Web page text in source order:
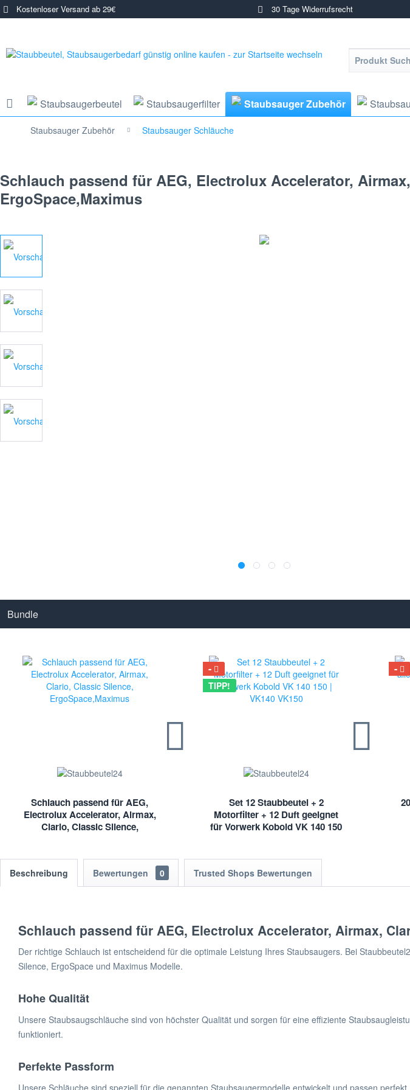
Kostenloser Versand ab 29€ 30 Tage Widerrufsrecht
Staubsaugerbeutel Staubsaugerfilter Staubsauger Zubehör
Staubsauger Zubehör Staubsauger Schläuche
Schlauch passend für AEG, Electrolux Accelerator,
ErgoSpace,Maximus
Bundle
Schlauch passend für AEG,
Electrolux Accelerator, Airmax,
Clario, Classic Silence,
TIPP!
Set 12 Staubbeutel + 2
Motorfilter + 12 Duft geeignet
für Vorwerk Kobold VK 140 150
Beschreibung Bewertungen 0 Trusted Shops Bewertungen
Schlauch passend für AEG, Electrolux Accelerator, Airmax,
Der richtige Schlauch ist entscheidend für die optimale Leistung Ihres Staubsaugers. Bei
Silence, ErgoSpace und Maximus Modelle.
Hohe Qualität
Unsere Staubsaugschläuche sind von höchster Qualität und sorgen für eine effiziente
funktioniert.
Perfekte Passform